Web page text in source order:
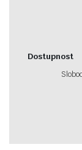
Dostupnost